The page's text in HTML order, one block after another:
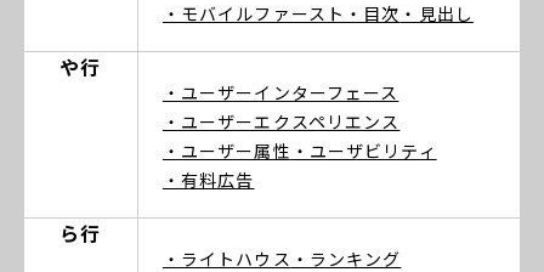
・モバイルファースト ・目次 ・見出し
や行
・ユーザーインターフェース
・ユーザーエクスペリエンス
・ユーザー属性 ・ユーザビリティ
・有料広告
ら行
・ライトハウス ・ランキング